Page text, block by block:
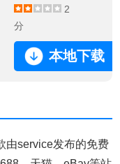
2
分
本地下载
由service发布的免费